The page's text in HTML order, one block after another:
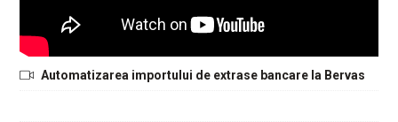
Automatizarea importului de extrase bancare la Bervas